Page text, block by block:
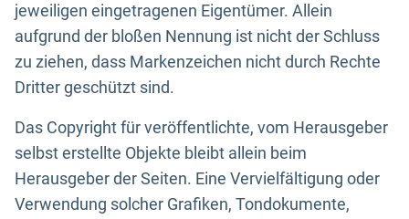
jeweiligen eingetragenen Eigentümer. Allein
aufgrund der bloßen Nennung ist nicht der Schluss
zu ziehen, dass Markenzeichen nicht durch Rechte
Dritter geschützt sind.
Das Copyright für veröffentlichte, vom Herausgeber
selbst erstellte Objekte bleibt allein beim
Herausgeber der Seiten. Eine Vervielfältigung oder
Verwendung solcher Grafiken, Tondokumente,